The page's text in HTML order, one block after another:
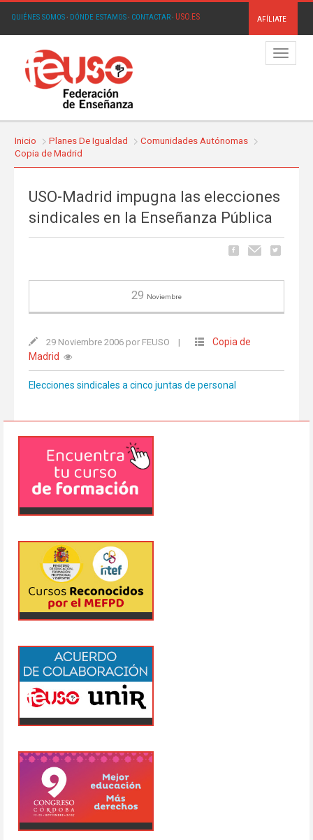
QUIÉNES SOMOS· DÓNDE ESTAMOS· CONTACTAR· USO.ES AFÍLIATE
Menú
Inicio Planes De Igualdad
Comunidades Autónomas
Copia de Madrid
USO-Madrid impugna las elecciones
sindicales en la Enseñanza Pública
29 Noviembre
29 Noviembre 2006 por FEUSO |
Copia de
Madrid
Elecciones sindicales a cinco juntas de personal